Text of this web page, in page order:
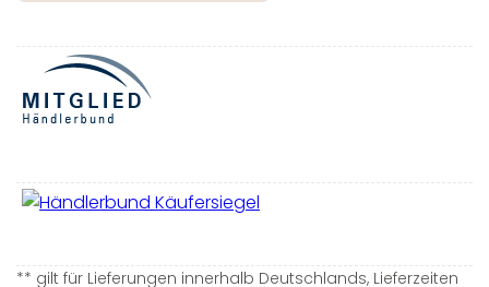
** gilt für Lieferungen innerhalb Deutschlands, Lieferzeiten